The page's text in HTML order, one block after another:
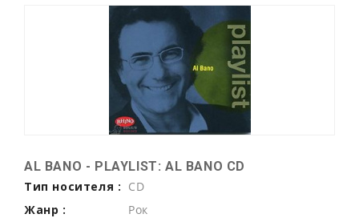
AL BANO - PLAYLIST: AL BANO CD
Тип носителя : CD
Жанр :
Рок